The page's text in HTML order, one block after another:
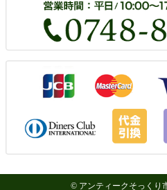
© アンティークそっくり